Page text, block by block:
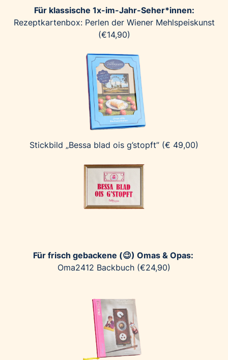
Für klassische 1x-im-Jahr-Seher*innen:
Rezeptkartenbox: Perlen der Wiener Mehlspeiskunst
(€14,90)
Stickbild „Bessa blad ois g’stopft” (€ 49,00)
Für frisch gebackene (😉) Omas & Opas:
Oma2412 Backbuch (€24,90)